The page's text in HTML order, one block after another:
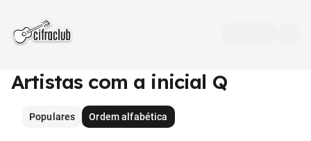
Artistas com a inicial Q
Populares Ordem alfabética